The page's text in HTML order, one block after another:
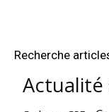
Recherche
Actualité